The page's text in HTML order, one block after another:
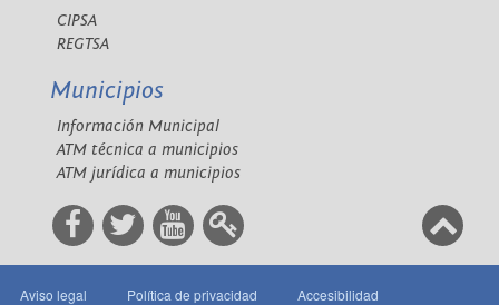
CIPSA
REGTSA
Municipios
Información Municipal
ATM técnica a municipios
ATM jurídica a municipios
Aviso legal Política de privacidad Accesibilidad